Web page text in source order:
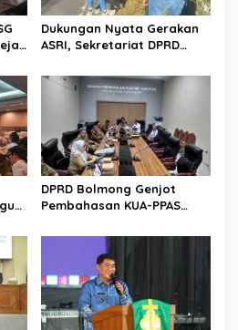
Dukungan Nyata Gerakan
ASRI, Sekretariat DPRD
Jalan Manado – Tomohon
DPRD Bolmong Genjot
Pembahasan KUA-PPAS